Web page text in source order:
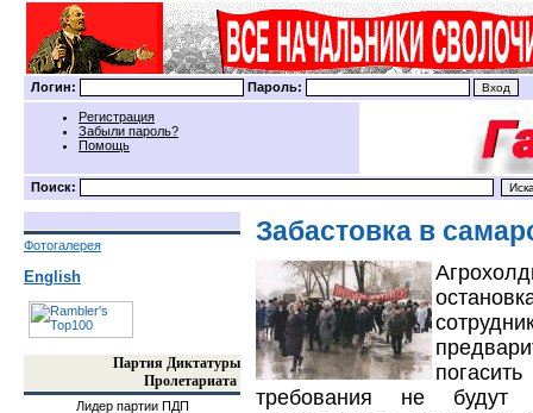
Логин: Пароль:
Регистрация
Забыли пароль?
Помощь
Поиск:
Фотогалерея
English
Партия Диктатуры
Пролетариата
Лидер партии ПДП
Забастовка в
требования не будут